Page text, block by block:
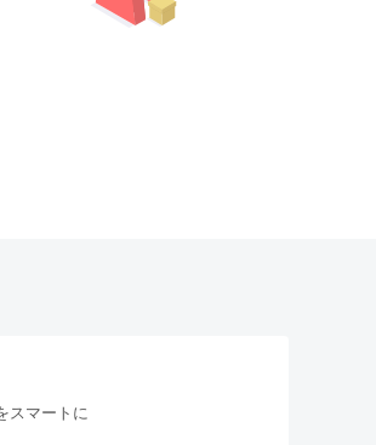
スマートに